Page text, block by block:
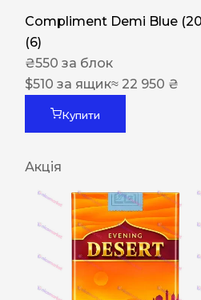
Compliment Demi Blue
(6)
₴550 за блок
$510 за ящик≈ 22 950 ₴
Купити
Акція